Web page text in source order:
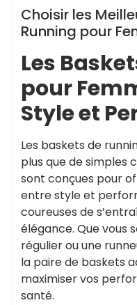
Choisir les
Running pour
Les
pour
Style et
Les baskets de
plus que de simples
sont conçues pour
entre style et
coureuses de
élégance. Que vous
régulier ou une
la paire de baskets
maximiser vos
santé.